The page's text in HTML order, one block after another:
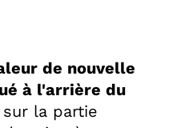
de nouvelle
à l'arrière du
la partie